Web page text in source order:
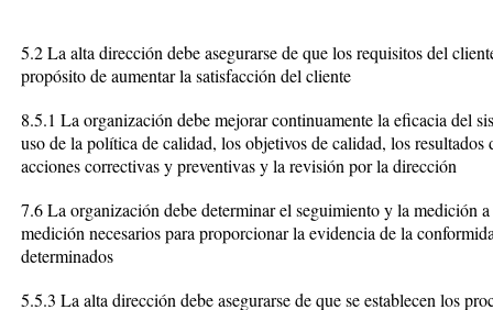
5.2 La alta dirección debe asegurarse de que los requisitos del
propósito de aumentar la satisfacción del cliente
8.5.1 La organización debe mejorar continuamente la eficacia del
uso de la política de calidad, los objetivos de calidad, los resultados
acciones correctivas y preventivas y la revisión por la dirección
7.6 La organización debe determinar el seguimiento y la medición
medición necesarios para proporcionar la evidencia de la
determinados
5.5.3 La alta dirección debe asegurarse de que se establecen los